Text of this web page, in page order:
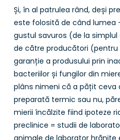
Și, în al patrulea rând, deși
este folosită de când lumea
gustul savuros (de la
de către producători
garanție a produsului prin
bacteriilor și fungilor din
plâns nimeni că a pățit ceva
preparată termic sau nu,
mierii încălzite fiind ipoteze
preclinice = studii de
animale de laborator hrănite